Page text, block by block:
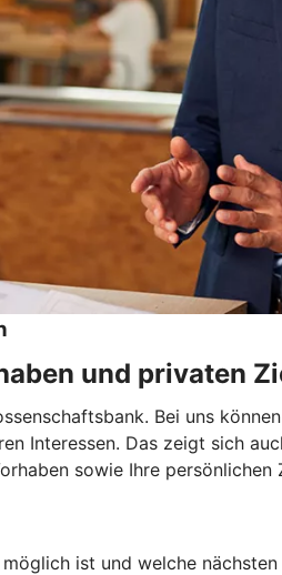
und privaten
Bei uns
Interessen. Das zeigt sich
sowie Ihre
ist und welche